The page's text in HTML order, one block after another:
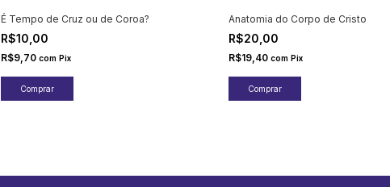
É Tempo de Cruz ou de Coroa?
R$10,00
R$9,70com Pix
Anatomia do Corpo de Cristo
R$20,00
R$19,40 com Pix